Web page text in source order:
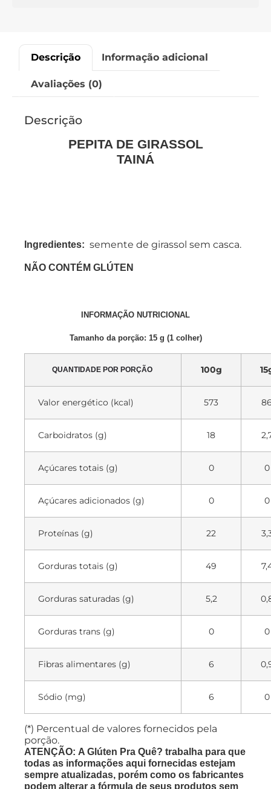
Descrição Informação adicional
Avaliações (0)
Descrição
PEPITA DE GIRASSOL
TAINÁ
Ingredientes: semente de girassol sem casca.
NÃO CONTÉM GLÚTEN
INFORMAÇÃO NUTRICIONAL
Tamanho da porção: 15 g (1 colher)
QUANTIDADE POR PORÇÃO 100g
Valor energético (kcal) 573
Carboidratos (g) 18
Açúcares totais (g) 0 0
Açúcares adicionados (g) 0 0
Proteínas (g) 22
Gorduras totais (g) 49
Gorduras saturadas (g) 5,2
Gorduras trans (g) 0 0
Fibras alimentares (g) 6
Sódio (mg) 6 0
(*) Percentual de valores fornecidos pela
porção.
ATENÇÃO: A Glúten Pra Quê? trabalha para que
todas as informações aqui fornecidas estejam
sempre atualizadas, porém como os fabricantes
podem alterar a fórmula de seus produtos sem